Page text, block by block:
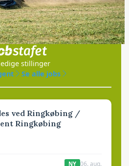
Jobs
med
stillinger
Se alle jobs
ved Ringkøbing /
Ringkøbing
NY 06. aug.